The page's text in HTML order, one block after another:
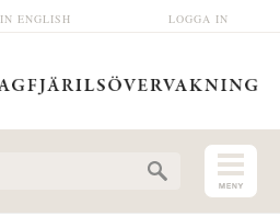
LOGGA IN
IN ENGLISH